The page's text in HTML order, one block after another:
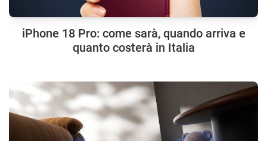
iPhone 18 Pro: come sarà, quando arriva e
quanto costerà in Italia